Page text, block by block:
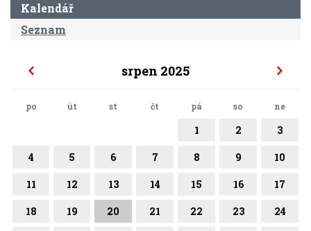
Kalendář
Seznam
srpen 2025
po út st čt pá so ne
1 2 3
4 5 6 7 8 9 10
11 12 13 14 15 16 17
18 19 20 21 22 23 24